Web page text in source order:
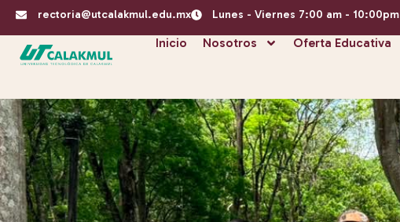
rectoria@utcalakmul.edu.mx Lunes - Viernes 7:00 am - 10:00pm
Inicio Nosotros Oferta Educativa